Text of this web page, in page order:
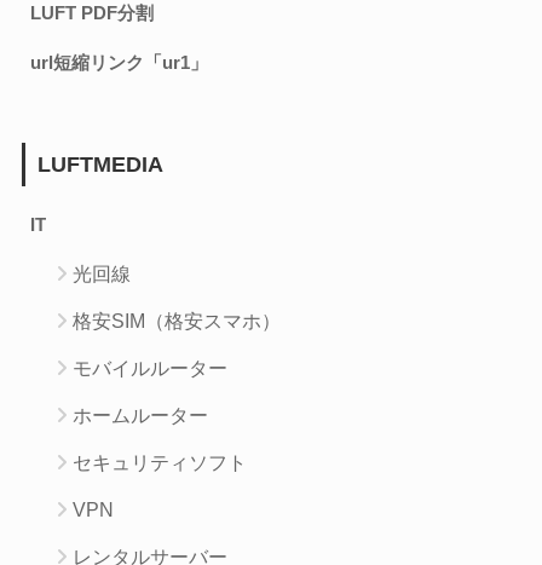
LUFT PDF分割
url短縮リンク「ur1」
LUFTMEDIA
IT
光回線
格安SIM（格安スマホ）
モバイルルーター
ホームルーター
セキュリティソフト
VPN
レンタルサーバー